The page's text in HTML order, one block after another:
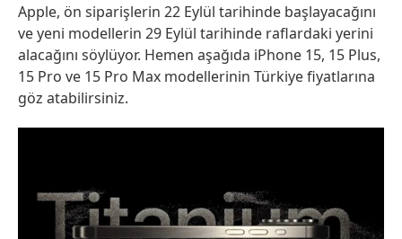
Apple, ön siparişlerin 22 Eylül tarihinde başlayacağını
ve yeni modellerin 29 Eylül tarihinde raflardaki yerini
alacağını söylüyor. Hemen aşağıda iPhone 15, 15 Plus,
15 Pro ve 15 Pro Max modellerinin Türkiye fiyatlarına
göz atabilirsiniz.